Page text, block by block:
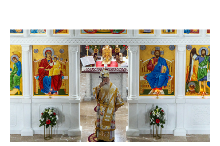
Анонимно2806552 8/6/2026 5:39
nije mujo turcin, mujo ue bendasr
Анонимно2806721 8/6/2026 6:37
Možete sebi umisliti da je i Kosovo dio Srbije al
nije...probajte ući bezpasosa.Takoirs.Umislili ste da